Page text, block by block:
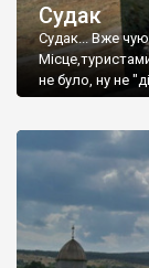
Судак
Судак... Вже
не було, ну не